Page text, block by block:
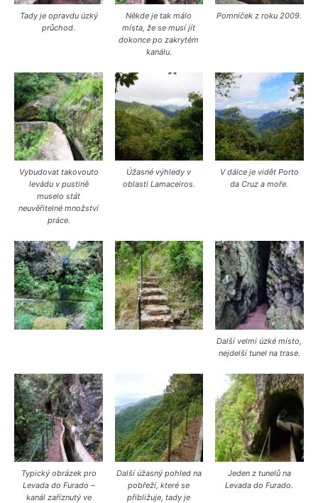
Tady je opravdu úzký
průchod.
Někde je tak málo
místa, že se musí jít
dokonce po zakrytém
kanálu.
Pomníček z roku 2009.
Vybudovat takovouto
levádu v pustině
muselo stát
neuvěřitelné množství
práce.
Úžasné výhledy v
oblasti Lamaceiros.
V dálce je vidět Porto
da Cruz a moře.
Další velmi úzké místo,
nejdelší tunel na trase.
Typický obrázek pro
Levada do Furado –
kanál zaříznutý ve
Další úžasný pohled na
pobřeží, které se
přibližuje, tady je
Jeden z tunelů na
Levada do Furado.